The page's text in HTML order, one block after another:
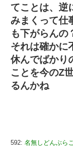
てことは、逆
みまくって仕
も下がらんの
それは確かに
休んでばかり
ことを今のZ
るんかね
592: 名無しどんぶらこ